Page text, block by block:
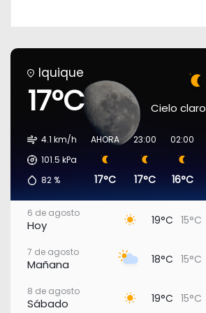
Iquique
17°C Cielo claro
4.1 km/h
101.5 kPa
82 %
AHORA
17°C
23:00
17°C
02:00
16°C
6 de agosto
Hoy 19°C 15°C
7 de agosto
Mañana 18°C 15°C
8 de agosto
Sábado 19°C 15°C